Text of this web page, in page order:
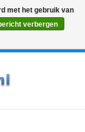
met het gebruik van
verbergen